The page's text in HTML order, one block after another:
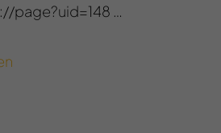
page?uid=148 …